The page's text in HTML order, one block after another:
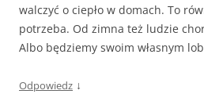
walczyć o ciepło w domach. To
potrzeba. Od zimna też ludzie
Albo będziemy swoim własnym
Odpowiedz ↓